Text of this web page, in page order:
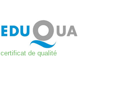
certificat de qualité